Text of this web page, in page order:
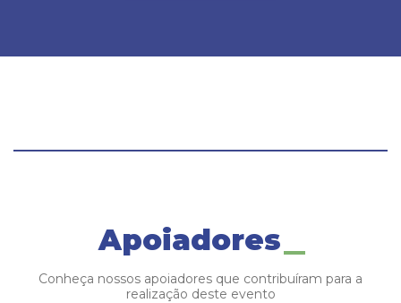
Apoiadores
Conheça nossos apoiadores que contribuíram para a
realização deste evento